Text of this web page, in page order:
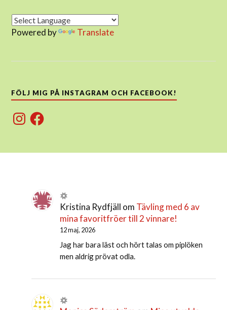
Powered by Translate
FÖLJ MIG PÅ INSTAGRAM OCH FACEBOOK!
InstagramFacebook
Kristina Rydfjäll om Tävling med 6 av
mina favoritfröer till 2 vinnare!
12 maj, 2026
Jag har bara läst och hört talas om piplöken
men aldrig prövat odla.